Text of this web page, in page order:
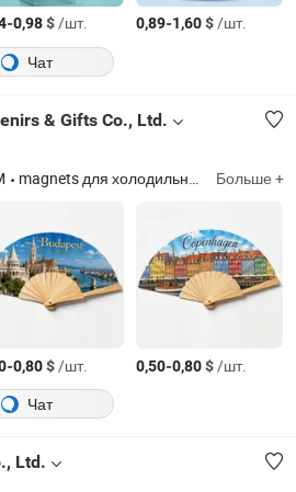
-0,98$/шт. 0,89-1,60$/шт.
Чат
& Gifts Co., Ltd.
magnets для холодильника, брелок, открывалка для бутылок, рюмка, снежный глобус, резиновое изделие, металлическое изделие, пляжная сумка, фоторамка, рождественская игрушка Больше +
-0,80$/шт. 0,50-0,80$/шт.
Чат
Ltd.